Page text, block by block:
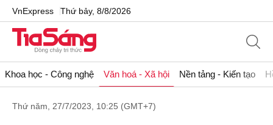
VnExpress Thứ bảy, 8/8/2026
Khoa học - Công nghệ Văn hoá - Xã hội Nền tảng - Kiến tạo
Thứ năm, 27/7/2023, 10:25 (GMT+7)